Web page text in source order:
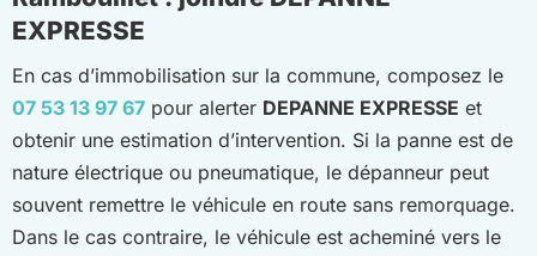
EXPRESSE
En cas d’immobilisation sur la commune, composez le
07 53 13 97 67 pour alerter DEPANNE EXPRESSE et
obtenir une estimation d’intervention. Si la panne est de
nature électrique ou pneumatique, le dépanneur peut
souvent remettre le véhicule en route sans remorquage.
Dans le cas contraire, le véhicule est acheminé vers le